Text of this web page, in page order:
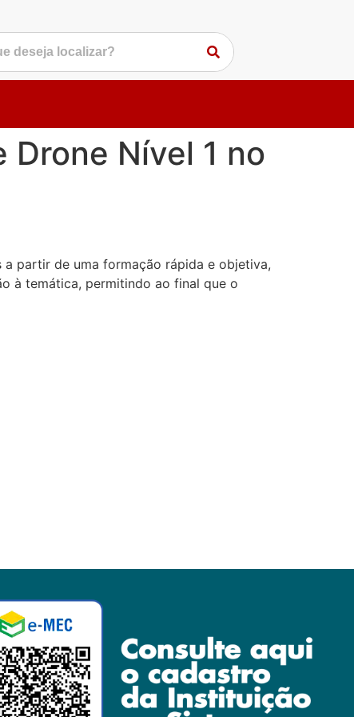
Nível 1 no
partir de uma formação rápida e objetiva,
à temática, permitindo ao final que o